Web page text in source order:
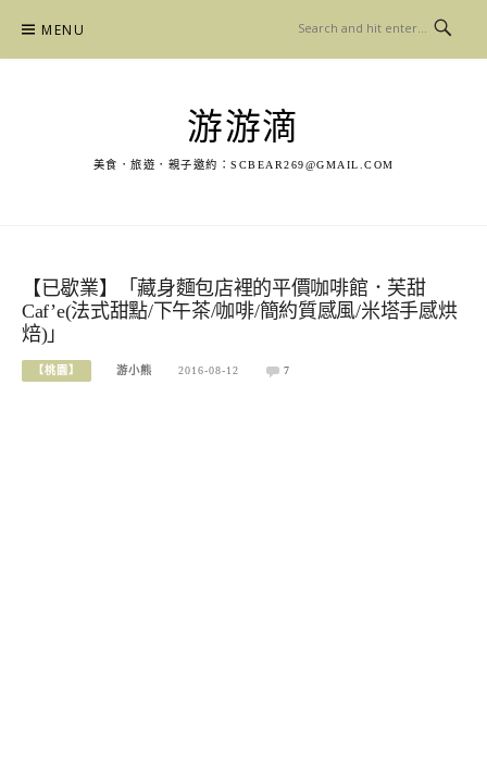
content
MENU
游游滴
美食．旅遊．親子邀約： SCBEAR269@GMAIL.COM
【已歇業】「藏身麵包店裡的平價咖啡館．芙甜
Caf’e(法式甜點/下午茶/咖啡/簡約質感風/米塔手感烘
焙)」
【桃園】 游小熊 2016-08-12 7